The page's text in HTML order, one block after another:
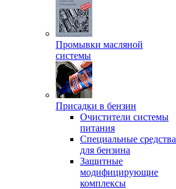
Промывки масляной
системы
Присадки в бензин
Очистители системы
питания
Специальные срeдства
для бензина
Защитные
модифицирующие
комплексы